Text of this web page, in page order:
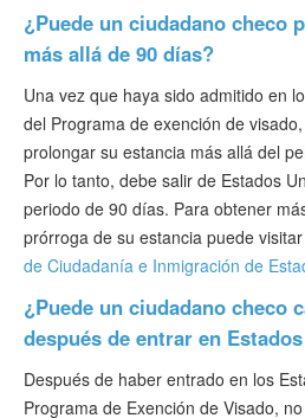
¿Puede un ciudadano checo
más allá de 90 días?
Una vez que haya sido admitido en
del Programa de exención de
prolongar su estancia más allá del
Por lo tanto, debe salir de Estados
periodo de 90 días. Para obtener
prórroga de su estancia puede visitar
de Ciudadanía e Inmigración de
¿Puede un ciudadano checo
después de entrar en
Después de haber entrado en los
Programa de Exención de Visado,